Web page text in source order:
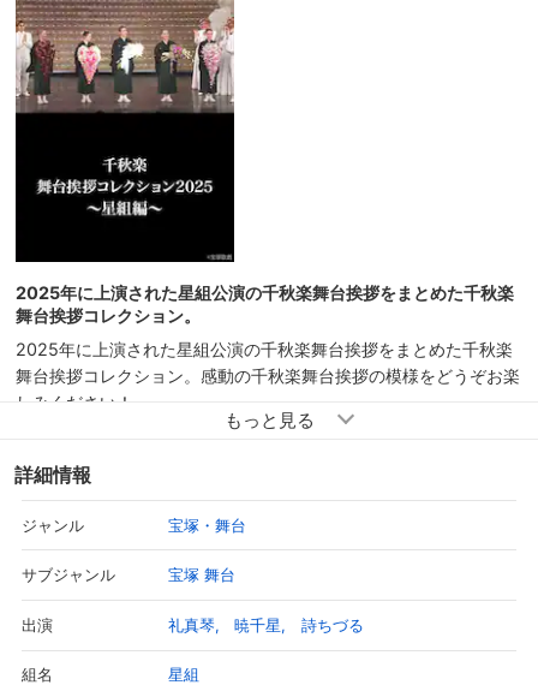
2025年に上演された星組公演の千秋楽舞台挨拶をまとめた千秋楽
舞台挨拶コレクション。
2025年に上演された星組公演の千秋楽舞台挨拶をまとめた千秋楽
舞台挨拶コレクション。感動の千秋楽舞台挨拶の模様をどうぞお楽
しみください！
詳細情報
ジャンル 宝塚・舞台
サブジャンル 宝塚 舞台
出演 礼真琴 暁千星 詩ちづる
組名 星組